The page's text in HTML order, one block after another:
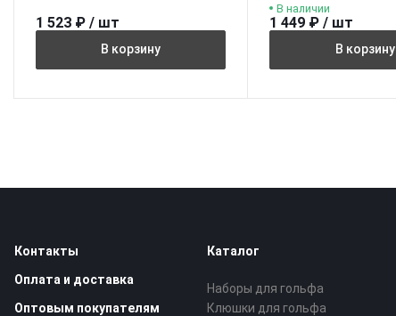
1 523 ₽ / шт
В корзину
В наличии
1 449 ₽ / шт
В корзину
Контакты
Оплата и доставка
Оптовым покупателям
Каталог
Наборы для гольфа
Клюшки для гольфа